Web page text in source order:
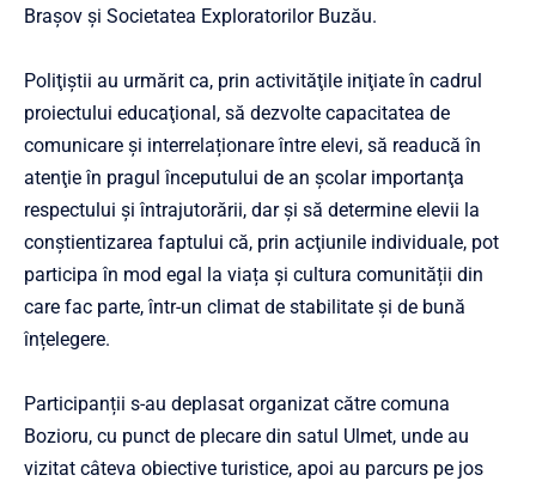
Braşov şi Societatea Exploratorilor Buzău.
Poliţiştii au urmărit ca, prin activităţile iniţiate în cadrul
proiectului educaţional, să dezvolte capacitatea de
comunicare și interrelaționare între elevi, să readucă în
atenţie în pragul începutului de an şcolar importanţa
respectului și întrajutorării, dar şi să determine elevii la
conştientizarea faptului că, prin acţiunile individuale, pot
participa în mod egal la viața și cultura comunității din
care fac parte, într-un climat de stabilitate și de bună
înțelegere.
Participanții s-au deplasat organizat către comuna
Bozioru, cu punct de plecare din satul Ulmet, unde au
vizitat câteva obiective turistice, apoi au parcurs pe jos